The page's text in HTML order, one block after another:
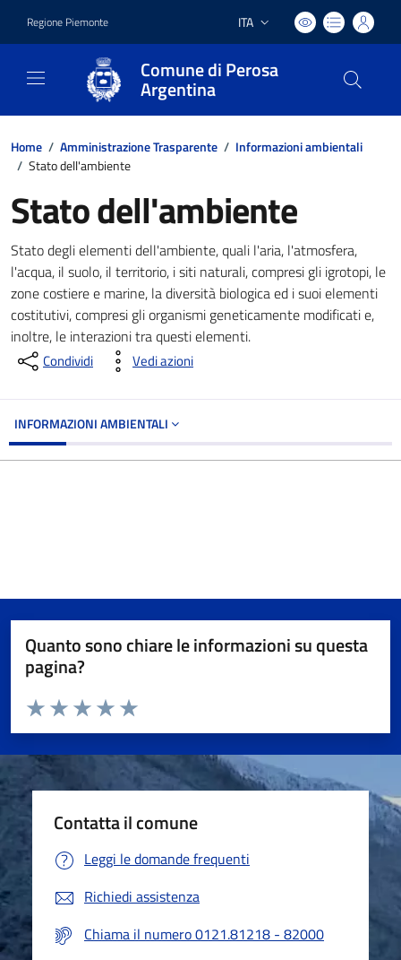
Regione Piemonte Lingua attiva:
ITA
Comune di Perosa
Argentina
Home / Amministrazione Trasparente / Informazioni ambientali
/ Stato dell'ambiente
Stato dell'ambiente
Stato degli elementi dell'ambiente, quali l'aria, l'atmosfera,
l'acqua, il suolo, il territorio, i siti naturali, compresi gli igrotopi, le
zone costiere e marine, la diversità biologica ed i suoi elementi
costitutivi, compresi gli organismi geneticamente modificati e,
inoltre, le interazioni tra questi elementi.
Condividi Vedi azioni
INFORMAZIONI AMBIENTALI
Quanto sono chiare le informazioni su questa
pagina?
Valuta da 1 a 5 stelle la pagina
Valuta 5 stelle su 5
Valuta 4 stelle su 5
Valuta 3 stelle su 5
Valuta 2 stelle su 5
Valuta 1 stelle su 5
Contatta il comune
Leggi le domande frequenti
Richiedi assistenza
Chiama il numero 0121.81218 - 82000